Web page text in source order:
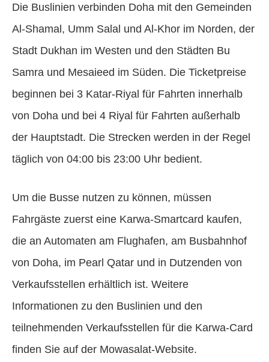
Die Buslinien verbinden Doha mit den Gemeinden
Al-Shamal, Umm Salal und Al-Khor im Norden, der
Stadt Dukhan im Westen und den Städten Bu
Samra und Mesaieed im Süden. Die Ticketpreise
beginnen bei 3 Katar-Riyal für Fahrten innerhalb
von Doha und bei 4 Riyal für Fahrten außerhalb
der Hauptstadt. Die Strecken werden in der Regel
täglich von 04:00 bis 23:00 Uhr bedient.
Um die Busse nutzen zu können, müssen
Fahrgäste zuerst eine Karwa-Smartcard kaufen,
die an Automaten am Flughafen, am Busbahnhof
von Doha, im Pearl Qatar und in Dutzenden von
Verkaufsstellen erhältlich ist. Weitere
Informationen zu den Buslinien und den
teilnehmenden Verkaufsstellen für die Karwa-Card
finden Sie auf der Mowasalat-Website.